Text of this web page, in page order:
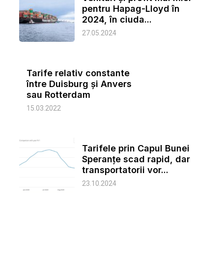
pentru Hapag-Lloyd în
2024, în ciuda...
27.05.2024
Tarife relativ constante
între Duisburg și Anvers
sau Rotterdam
15.03.2022
Tarifele prin Capul Bunei
Speranțe scad rapid, dar
transportatorii vor...
23.10.2024